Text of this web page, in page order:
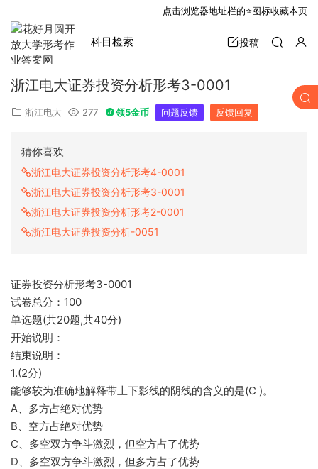
科目检索 投稿
浙江电大证券投资分析形考3-0001
浙江电大 277 领5金币 问题反馈 反馈回复
猜你喜欢
浙江电大证券投资分析形考4-0001
浙江电大证券投资分析形考3-0001
浙江电大证券投资分析形考2-0001
浙江电大证券投资分析-0051
证券投资分析形考3-0001
试卷总分：100
单选题(共20题,共40分)
开始说明：
结束说明：
1.(2分)
能够较为准确地解释带上下影线的阴线的含义的是(C )。
A、多方占绝对优势
B、空方占绝对优势
C、多空双方争斗激烈，但空方占了优势
D、多空双方争斗激烈，但多方占了优势
点击浏览器地址栏的⭐图标收藏本页